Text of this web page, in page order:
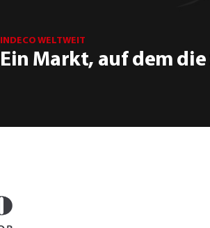
INDECO WELTWEIT
Ein Markt, auf dem